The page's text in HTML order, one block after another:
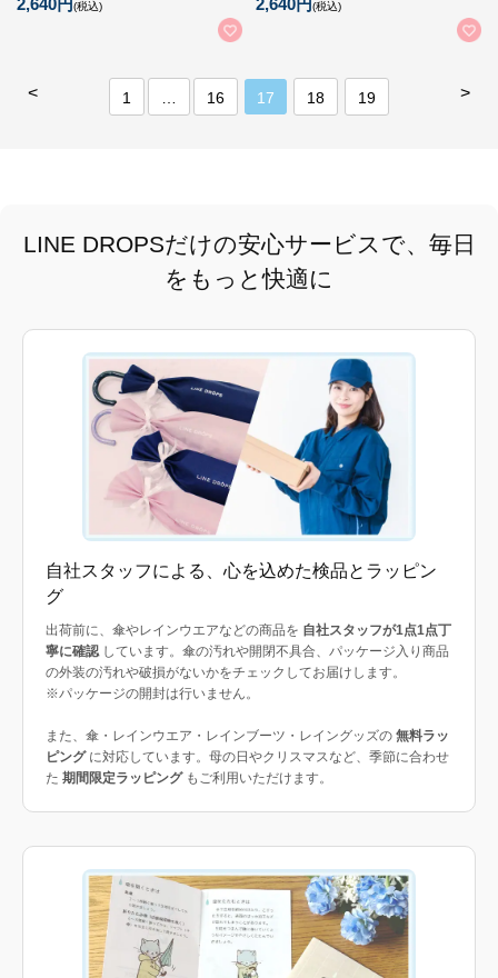
(税込) (税込)
< >
1 16 17 18 19
LINE DROPSだけの安心サービスで、毎日
をもっと快適に
自社スタッフによる、心を込めた検品とラッピン
グ
出荷前に、傘やレインウエアなどの商品を 自社スタッフが1点1点丁
寧に確認しています。傘の汚れや開閉不具合、パッケージ入り商品
の外装の汚れや破損がないかをチェックしてお届けします。
※パッケージの開封は行いません。
また、傘・レインウエア・レインブーツ・レイングッズの 無料ラッ
ピングに対応しています。母の日やクリスマスなど、季節に合わせ
た 期間限定ラッピングもご利用いただけます。